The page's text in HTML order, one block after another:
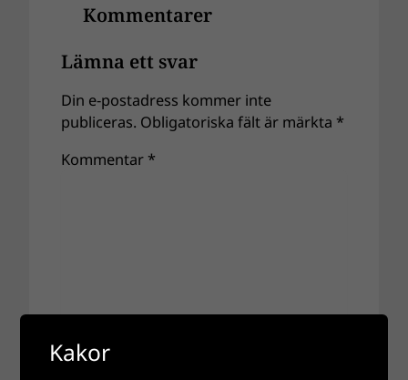
Kommentarer
Lämna ett svar
Din e-postadress kommer inte
publiceras. Obligatoriska fält är märkta *
Kommentar *
Kakor